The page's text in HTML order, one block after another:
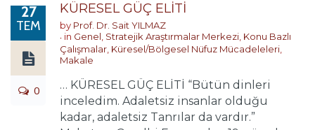
27
TEM
0
KÜRESEL GÜÇ ELİTİ
by Prof. Dr. Sait YILMAZ
in Genel Stratejik Araştırmalar Merkezi Konu Bazlı
Çalışmalar Küresel/Bölgesel Nüfuz Mücadeleleri
Makale
… KÜRESEL GÜÇ ELİTİ “Bütün dinleri
inceledim. Adaletsiz insanlar olduğu
kadar, adaletsiz Tanrılar da vardır.”